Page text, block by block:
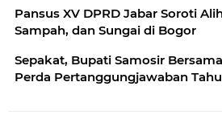
Pansus XV DPRD Jabar Soroti
Sampah, dan Sungai di Bogor
Sepakat, Bupati Samosir
Perda Pertanggungjawaban